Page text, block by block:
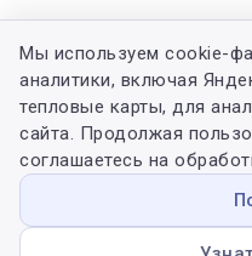
Мы используем cookie-
аналитики, включая
тепловые карты, для
сайта. Продолжая
соглашаетесь на